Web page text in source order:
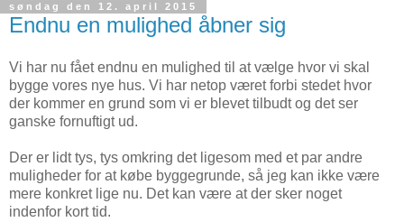
søndag den 12. april 2015
Endnu en mulighed åbner sig
Vi har nu fået endnu en mulighed til at vælge hvor vi skal
bygge vores nye hus. Vi har netop været forbi stedet hvor
der kommer en grund som vi er blevet tilbudt og det ser
ganske fornuftigt ud.
Der er lidt tys, tys omkring det ligesom med et par andre
muligheder for at købe byggegrunde, så jeg kan ikke være
mere konkret lige nu. Det kan være at der sker noget
indenfor kort tid.